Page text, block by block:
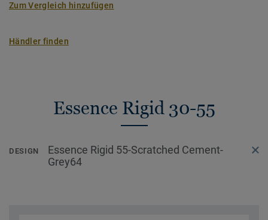
Zum Vergleich hinzufügen
Händler finden
Essence Rigid 30-55
DESIGN
Essence Rigid 55-Scratched Cement-
Grey64